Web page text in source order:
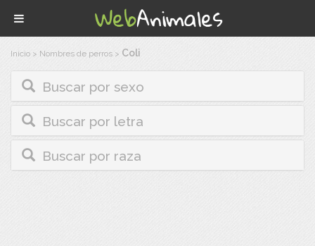
Inicio > Nombres de perros > Coli
Buscar por sexo
Buscar por letra
Buscar por raza